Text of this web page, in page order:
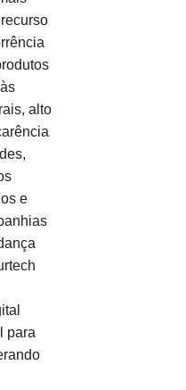
alto
e
para